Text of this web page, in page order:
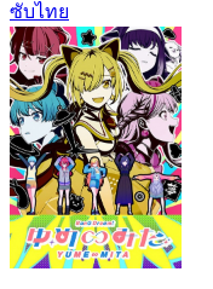
ซับไทย